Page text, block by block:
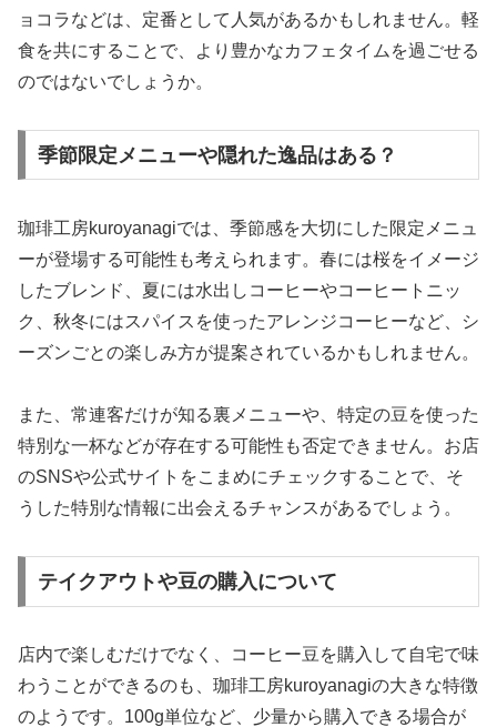
ョコラなどは、定番として人気があるかもしれません。軽
食を共にすることで、より豊かなカフェタイムを過ごせる
のではないでしょうか。
季節限定メニューや隠れた逸品はある？
珈琲工房kuroyanagiでは、季節感を大切にした限定メニュ
ーが登場する可能性も考えられます。春には桜をイメージ
したブレンド、夏には水出しコーヒーやコーヒートニッ
ク、秋冬にはスパイスを使ったアレンジコーヒーなど、シ
ーズンごとの楽しみ方が提案されているかもしれません。
また、常連客だけが知る裏メニューや、特定の豆を使った
特別な一杯などが存在する可能性も否定できません。お店
のSNSや公式サイトをこまめにチェックすることで、そ
うした特別な情報に出会えるチャンスがあるでしょう。
テイクアウトや豆の購入について
店内で楽しむだけでなく、コーヒー豆を購入して自宅で味
わうことができるのも、珈琲工房kuroyanagiの大きな特徴
のようです。100g単位など、少量から購入できる場合が